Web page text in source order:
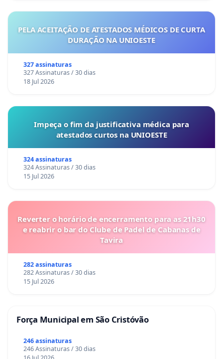
PELA ACEITAÇÃO DE ATESTADOS MÉDICOS DE CURTA
DURAÇÃO NA UNIOESTE
327 assinaturas
327 Assinaturas / 30 dias
18 Jul 2026
Impeça o fim da justificativa médica para
atestados curtos na UNIOESTE
324 assinaturas
324 Assinaturas / 30 dias
15 Jul 2026
Reverter o horário de encerramento para as 21h30
e reabrir o bar do Clube de Padel de Cabanas de
Tavira
282 assinaturas
282 Assinaturas / 30 dias
15 Jul 2026
Força Municipal em São Cristóvão
246 assinaturas
246 Assinaturas / 30 dias